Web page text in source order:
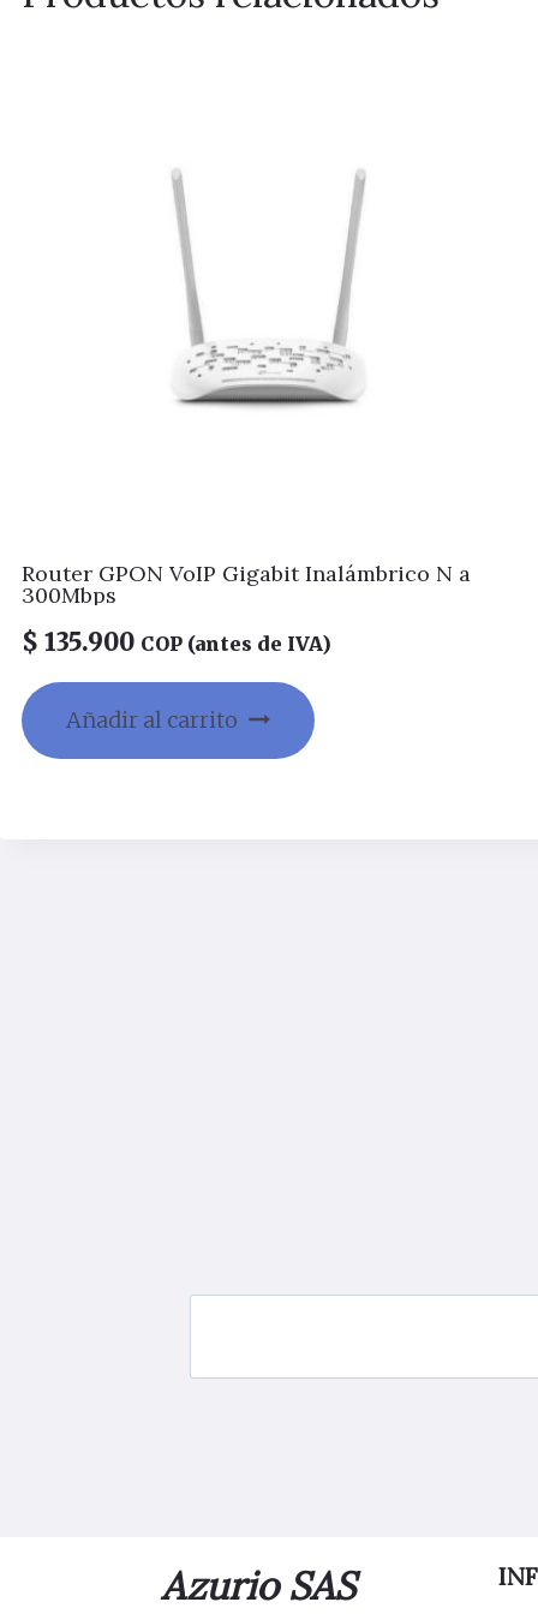
Router GPON VoIP Gigabit Inalámbrico N a
300Mbps
$ 135.900 COP (antes de IVA)
Añadir al carrito
Azurio SAS